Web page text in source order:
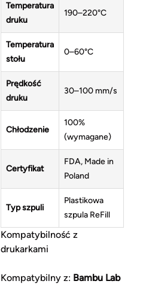
Temperatura
druku
190–220°C
Temperatura
stołu
0–60°C
Prędkość
druku
30–100 mm/s
Chłodzenie
100%
(wymagane)
Certyfikat
FDA, Made in
Poland
Typ szpuli
Plastikowa
szpula ReFill
Kompatybilność z
drukarkami
Kompatybilny z: Bambu Lab